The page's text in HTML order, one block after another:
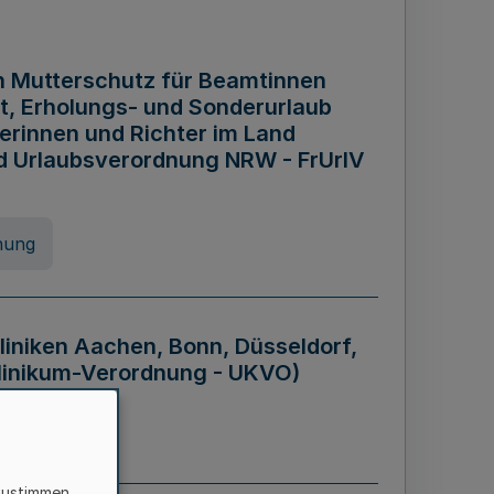
Mutterschutz für Beamtinnen
Erholungs- und Sonderurlaub
und Richter im Land
NRW - FrUrlV
Aachen, Bonn, Düsseldorf,
Verordnung - UKVO)